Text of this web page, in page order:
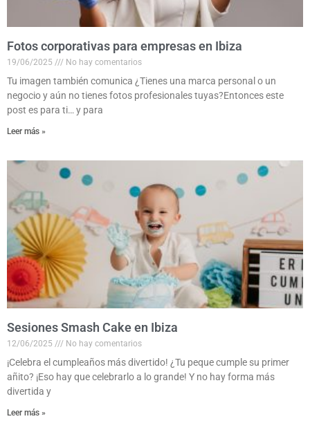
Fotos corporativas para empresas en Ibiza
19/06/2025 No hay comentarios
Tu imagen también comunica ¿Tienes una marca personal o un
negocio y aún no tienes fotos profesionales tuyas?Entonces este
post es para ti… y para
Leer más »
Sesiones Smash Cake en Ibiza
12/06/2025 No hay comentarios
¡Celebra el cumpleaños más divertido! ¿Tu peque cumple su primer
añito? ¡Eso hay que celebrarlo a lo grande! Y no hay forma más
divertida y
Leer más »